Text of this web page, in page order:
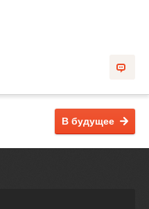
В будущее